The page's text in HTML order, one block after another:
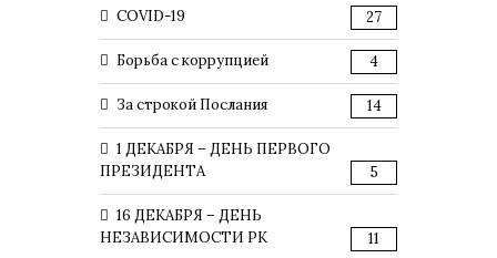
COVID-19 27
Борьба с коррупцией 4
За строкой Послания 14
1 ДЕКАБРЯ – ДЕНЬ ПЕРВОГО
ПРЕЗИДЕНТА
5
16 ДЕКАБРЯ – ДЕНЬ
НЕЗАВИСИМОСТИ РК
11